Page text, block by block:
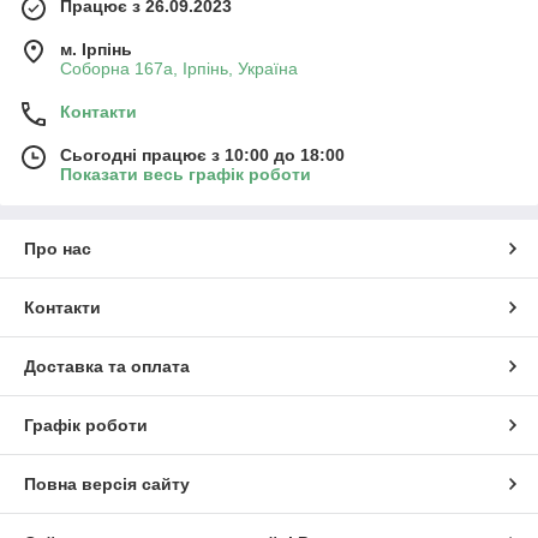
Працює з 26.09.2023
м. Ірпінь
Соборна 167а, Ірпінь, Україна
Контакти
Сьогодні працює з 10:00 до 18:00
Показати весь графік роботи
Про нас
Контакти
Доставка та оплата
Графік роботи
Повна версія сайту